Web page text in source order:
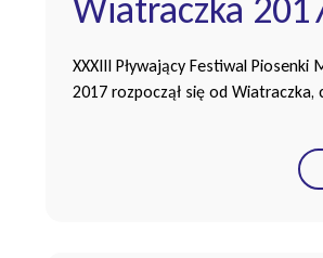
XXXIII Pływający Festiwal Piosenki
2017 rozpoczął się od Wiatraczka,